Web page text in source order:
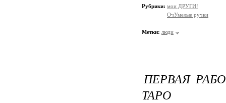
Рубрики: мои ДРУГИ!
ОчУмелые ручки
Метки: люди
ПЕРВАЯ
ТАРО